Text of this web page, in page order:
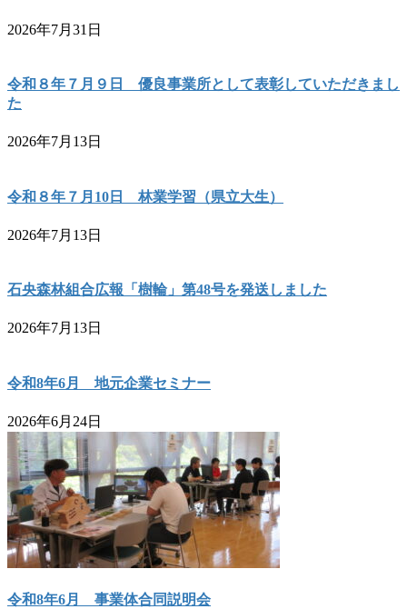
2026年7月31日
令和８年７月９日 優良事業所として表彰していただきまし
た
2026年7月13日
令和８年７月10日 林業学習（県立大生）
2026年7月13日
石央森林組合広報「樹輪」第48号を発送しました
2026年7月13日
令和8年6月 地元企業セミナー
2026年6月24日
令和8年6月 事業体合同説明会